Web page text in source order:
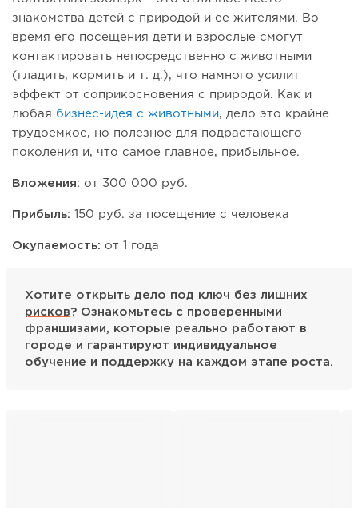
знакомства детей с природой и ее жителями. Во
время его посещения дети и взрослые смогут
контактировать непосредственно с животными
(гладить, кормить и т. д.), что намного усилит
эффект от соприкосновения с природой. Как и
любая бизнес-идея с животными, дело это крайне
трудоемкое, но полезное для подрастающего
поколения и, что самое главное, прибыльное.
Вложения: от 300 000 руб.
Прибыль: 150 руб. за посещение с человека
Окупаемость: от 1 года
Хотите открыть дело под ключ без лишних
рисков? Ознакомьтесь с проверенными
франшизами, которые реально работают в
городе и гарантируют индивидуальное
обучение и поддержку на каждом этапе роста.